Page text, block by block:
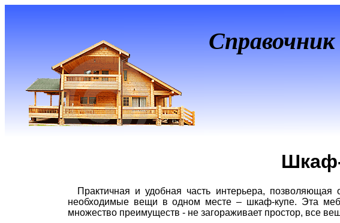
Справочник
Практичная и удобная часть интерьера, позволяющая
необходимые вещи в одном месте – шкаф-купе. Эта
множество преимуществ - не загораживает простор, все